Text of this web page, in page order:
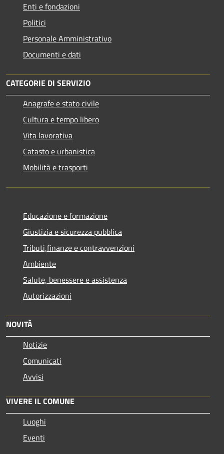
Enti e fondazioni
Politici
Personale Amministrativo
Documenti e dati
CATEGORIE DI SERVIZIO
Anagrafe e stato civile
Cultura e tempo libero
Vita lavorativa
Catasto e urbanistica
Mobilità e trasporti
Educazione e formazione
Giustizia e sicurezza pubblica
Tributi,finanze e contravvenzioni
Ambiente
Salute, benessere e assistenza
Autorizzazioni
NOVITÀ
Notizie
Comunicati
Avvisi
VIVERE IL COMUNE
Luoghi
Eventi